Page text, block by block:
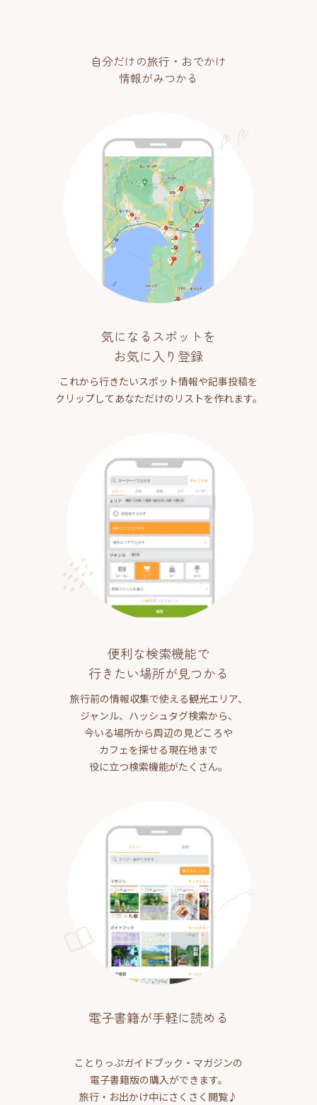
自分だけの旅行・おでかけ
情報がみつかる
気になるスポットを
お気に入り登録
これから行きたいスポット情報や記事投稿を
クリップしてあなただけのリストを作れます。
便利な検索機能で
行きたい場所が見つかる
旅行前の情報収集で使える観光エリア、
ジャンル、ハッシュタグ検索から、
今いる場所から周辺の見どころや
カフェを探せる現在地まで
役に立つ検索機能がたくさん。
電子書籍が手軽に読める
ことりっぷガイドブック・マガジンの
電子書籍版の購入ができます。
旅行・お出かけ中にさくさく閲覧♪